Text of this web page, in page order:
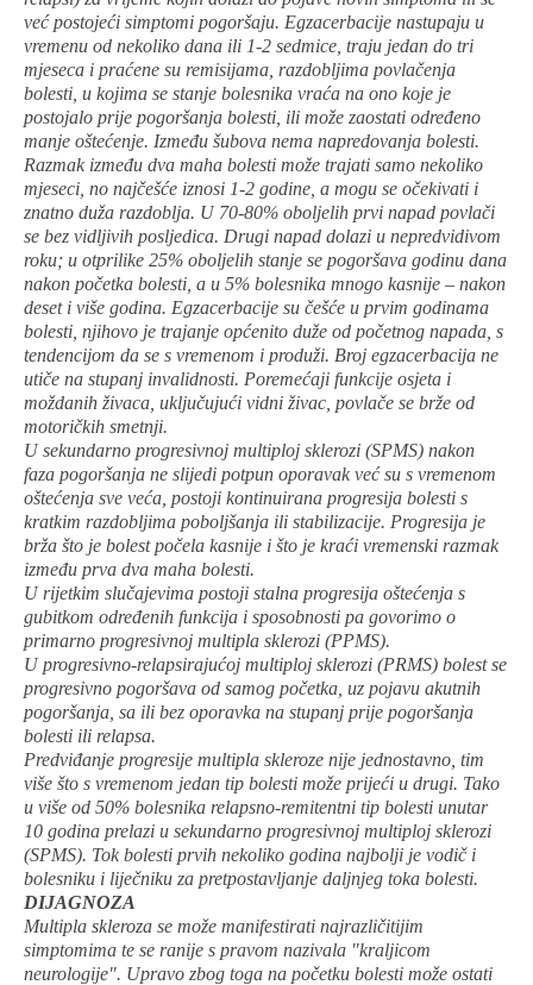
već postojeći simptomi pogoršaju. Egzacerbacije nastupaju u
vremenu od nekoliko dana ili 1-2 sedmice, traju jedan do tri
mjeseca i praćene su remisijama, razdobljima povlačenja
bolesti, u kojima se stanje bolesnika vraća na ono koje je
postojalo prije pogoršanja bolesti, ili može zaostati određeno
manje oštećenje. Između šubova nema napredovanja bolesti.
Razmak između dva maha bolesti može trajati samo nekoliko
mjeseci, no najčešće iznosi 1-2 godine, a mogu se očekivati i
znatno duža razdoblja. U 70-80% oboljelih prvi napad povlači
se bez vidljivih posljedica. Drugi napad dolazi u nepredvidivom
roku; u otprilike 25% oboljelih stanje se pogoršava godinu dana
nakon početka bolesti, a u 5% bolesnika mnogo kasnije – nakon
deset i više godina. Egzacerbacije su češće u prvim godinama
bolesti, njihovo je trajanje općenito duže od početnog napada, s
tendencijom da se s vremenom i produži. Broj egzacerbacija ne
utiče na stupanj invalidnosti. Poremećaji funkcije osjeta i
moždanih živaca, uključujući vidni živac, povlače se brže od
motoričkih smetnji.
U sekundarno progresivnoj multiploj sklerozi (SPMS) nakon
faza pogoršanja ne slijedi potpun oporavak već su s vremenom
oštećenja sve veća, postoji kontinuirana progresija bolesti s
kratkim razdobljima poboljšanja ili stabilizacije. Progresija je
brža što je bolest počela kasnije i što je kraći vremenski razmak
između prva dva maha bolesti.
U rijetkim slučajevima postoji stalna progresija oštećenja s
gubitkom određenih funkcija i sposobnosti pa govorimo o
primarno progresivnoj multipla sklerozi (PPMS).
U progresivno-relapsirajućoj multiploj sklerozi (PRMS) bolest se
progresivno pogoršava od samog početka, uz pojavu akutnih
pogoršanja, sa ili bez oporavka na stupanj prije pogoršanja
bolesti ili relapsa.
Predviđanje progresije multipla skleroze nije jednostavno, tim
više što s vremenom jedan tip bolesti može prijeći u drugi. Tako
u više od 50% bolesnika relapsno-remitentni tip bolesti unutar
10 godina prelazi u sekundarno progresivnoj multiploj sklerozi
(SPMS). Tok bolesti prvih nekoliko godina najbolji je vodič i
bolesniku i liječniku za pretpostavljanje daljnjeg toka bolesti.
DIJAGNOZA
Multipla skleroza se može manifestirati najrazličitijim
simptomima te se ranije s pravom nazivala "kraljicom
neurologije". Upravo zbog toga na početku bolesti može ostati